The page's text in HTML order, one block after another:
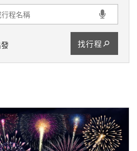
麗海水族館(媽媽免煮年夜飯)
年夜飯★
$56,888